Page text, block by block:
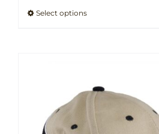
Select options